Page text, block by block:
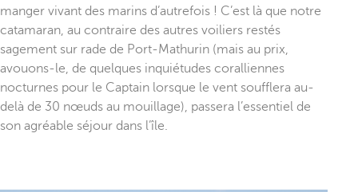
manger vivant des marins d’autrefois ! C’est là que notre
catamaran, au contraire des autres voiliers restés
sagement sur rade de Port-Mathurin (mais au prix,
avouons-le, de quelques inquiétudes coralliennes
nocturnes pour le Captain lorsque le vent soufflera au-
delà de 30 nœuds au mouillage), passera l’essentiel de
son agréable séjour dans l’île.